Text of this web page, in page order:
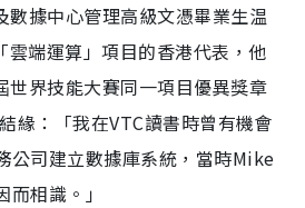
數據中心管理高級文憑畢業生温
端運算」項目的香港代表，他
世界技能大賽同一項目優異獎章
緣：「我在VTC讀書時曾有機會
公司建立數據庫系統，當時Mike
相識。」